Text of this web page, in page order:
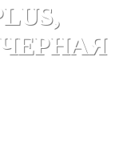
ЧЕРНАЯ